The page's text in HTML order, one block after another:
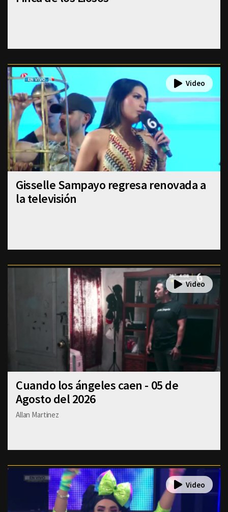
Gisselle Sampayo regresa renovada a
la televisión
Cuando los ángeles caen - 05 de
Agosto del 2026
Allan Martinez